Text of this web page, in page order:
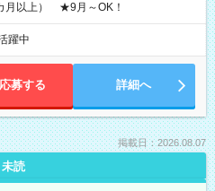
月以上） ★9月～OK！
躍中
応募する 詳細へ
掲載日：2026.08.07
未読